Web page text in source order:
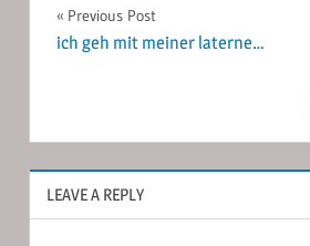
Post
navigation
Previous Post
ich geh mit meiner laterne…
LEAVE A REPLY